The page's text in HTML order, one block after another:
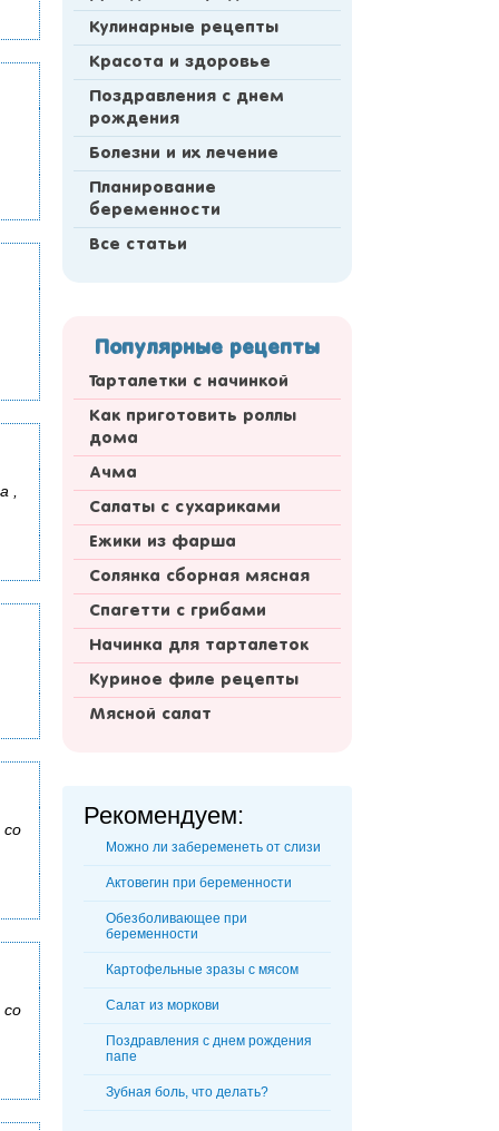
,
со
со
Кулинарные рецепты
Красота и здоровье
Поздравления с днем
рождения
Болезни и их лечение
Планирование
беременности
Все статьи
Популярные рецепты
Тарталетки с начинкой
Как приготовить роллы
дома
Ачма
Салаты с сухариками
Ежики из фарша
Солянка сборная мясная
Спагетти с грибами
Начинка для тарталеток
Куриное филе рецепты
Мясной салат
Рекомендуем:
Можно ли забеременеть от слизи
Актовегин при беременности
Обезболивающее при
беременности
Картофельные зразы с мясом
Салат из моркови
Поздравления с днем рождения
папе
Зубная боль, что делать?